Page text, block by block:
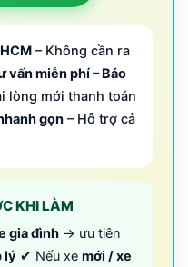
– Không cần ra
vấn miễn phí – Báo
lòng mới thanh toán
gọn – Hỗ trợ cả
KHI LÀM
gia đình → ưu tiên
lý ✔ Nếu xe mới / xe